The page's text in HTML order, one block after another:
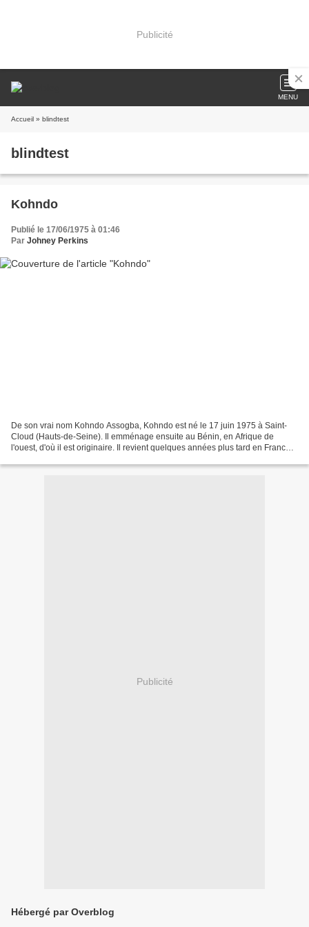
Publicité
MENU
Accueil » blindtest
blindtest
Kohndo
Publié le 17/06/1975 à 01:46
Par Johney Perkins
De son vrai nom Kohndo Assogba, Kohndo est né le 17 juin 1975 à Saint-
Cloud (Hauts-de-Seine). Il emménage ensuite au Bénin, en Afrique de
l'ouest, d'où il est originaire. Il revient quelques années plus tard en France,
Publicité
Hébergé par Overblog